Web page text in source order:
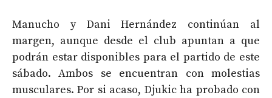
Manucho y Dani Hernández continúan al
margen, aunque desde el club apuntan a que
podrán estar disponibles para el partido de este
sábado. Ambos se encuentran con molestias
musculares. Por si acaso, Djukic ha probado con